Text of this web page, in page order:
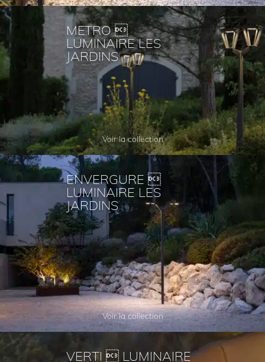
METRO 
LUMINAIRE LES
JARDINS
Voir la collection
ENVERGURE 
LUMINAIRE LES
JARDINS
Voir la collection
VERTI  LUMINAIRE